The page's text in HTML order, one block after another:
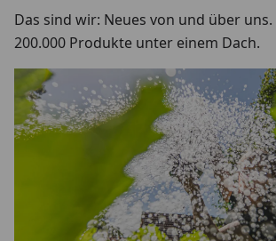
Das sind wir: Neues von und über
200.000 Produkte unter einem Dach.